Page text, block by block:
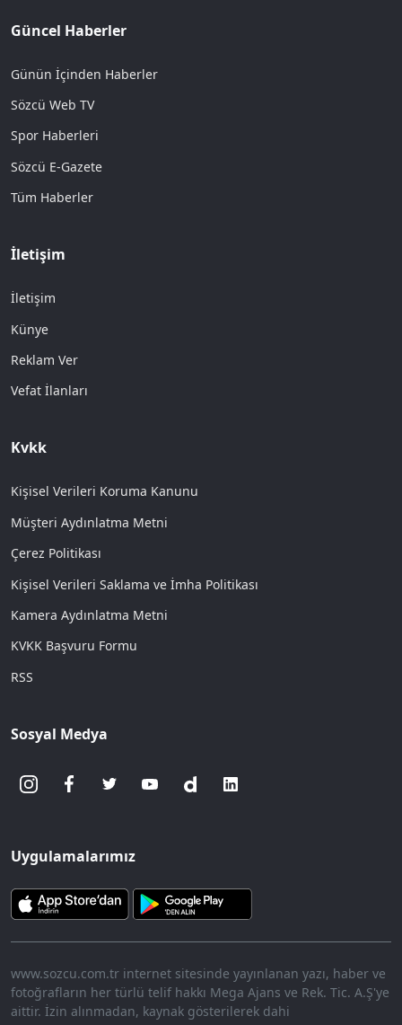
Güncel Haberler
Günün İçinden Haberler
Sözcü Web TV
Spor Haberleri
Sözcü E-Gazete
Tüm Haberler
İletişim
İletişim
Künye
Reklam Ver
Vefat İlanları
Kvkk
Kişisel Verileri Koruma Kanunu
Müşteri Aydınlatma Metni
Çerez Politikası
Kişisel Verileri Saklama ve İmha Politikası
Kamera Aydınlatma Metni
KVKK Başvuru Formu
RSS
Sosyal Medya
Uygulamalarımız
www.sozcu.com.tr internet sitesinde yayınlanan yazı, haber ve
fotoğrafların her türlü telif hakkı Mega Ajans ve Rek. Tic. A.Ş'ye
aittir. İzin alınmadan, kaynak gösterilerek dahi